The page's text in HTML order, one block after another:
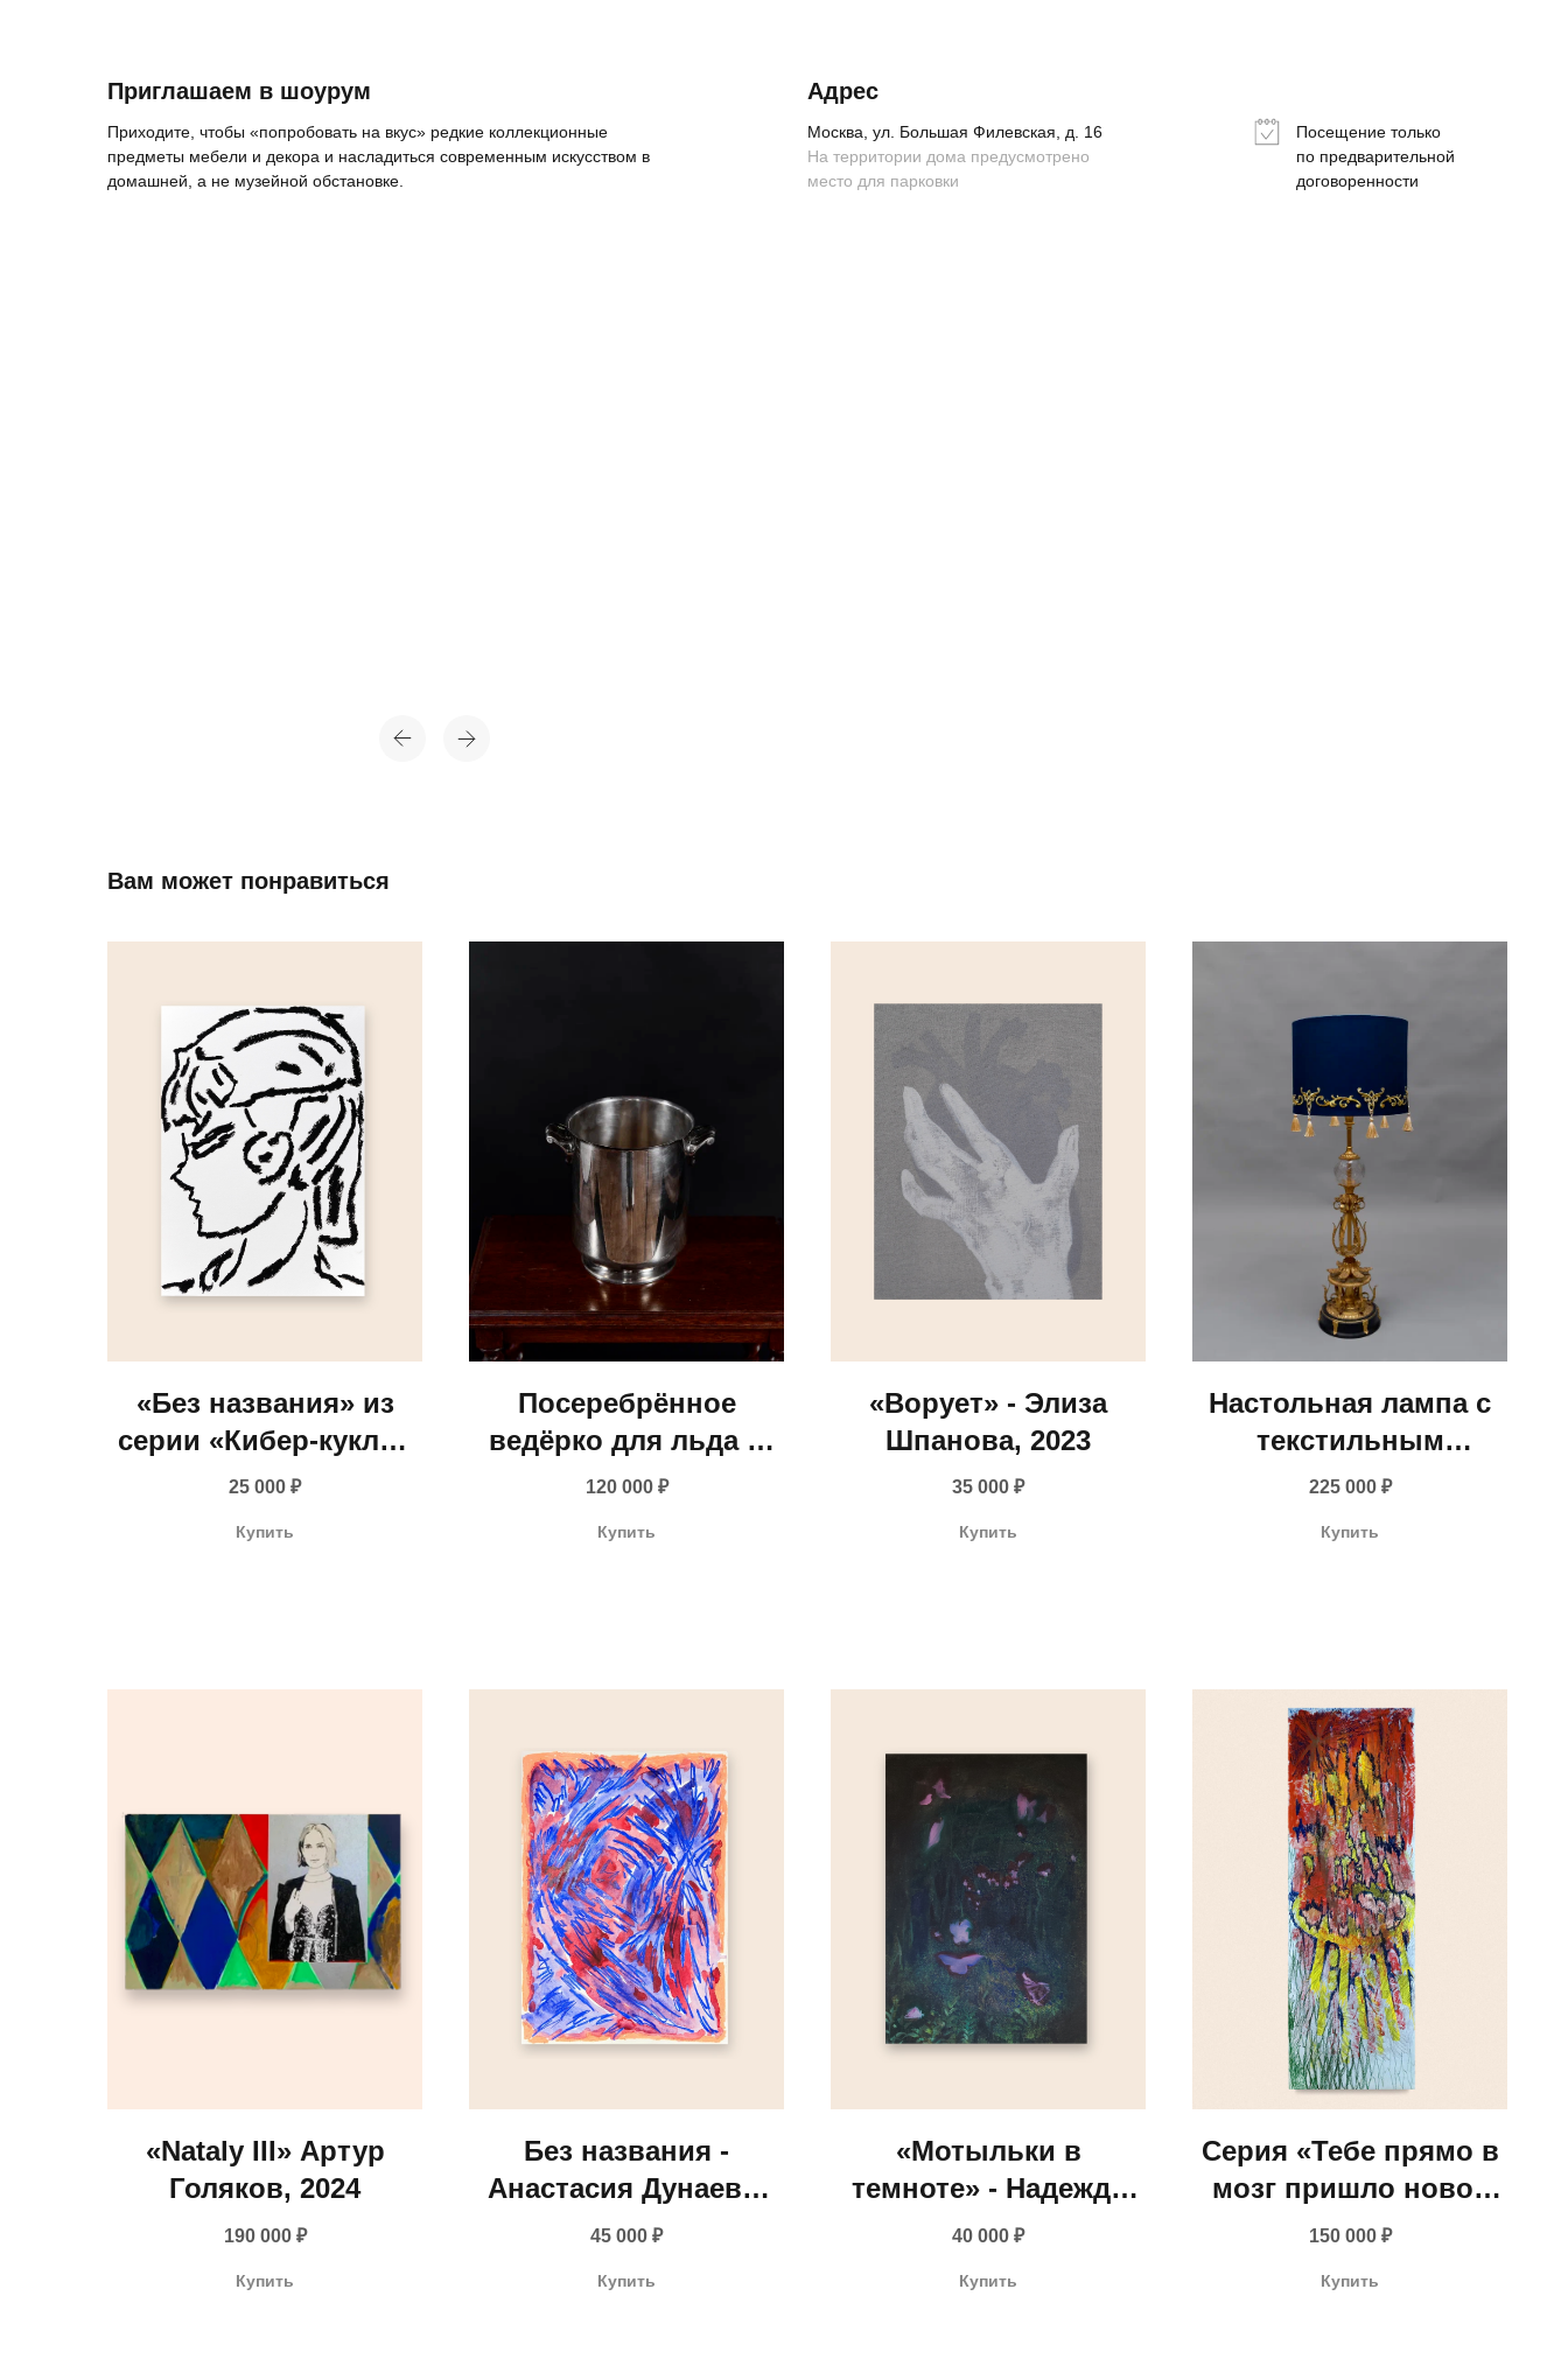
Посещение только
по предварительной
договоренности
Москва, ул. Большая Филевская, д. 16
Адрес
Приглашаем в шоурум
На территории дома предусмотрено
место для парковки
Приходите, чтобы «попробовать на вкус» редкие коллекционные
предметы мебели и декора и насладиться современным искусством в
домашней, а не музейной обстановке.
Вам может понравиться
«Без названия» из
серии «Кибер-куклы.
Портреты» - Дарья
25 000 ₽
Купить
Посеребрённое
ведёрко для льда и
бутылок Christofle
120 000 ₽
Купить
«Ворует» - Элиза
Шпанова, 2023
35 000 ₽
Купить
Настольная лампа с
текстильным
абажуром (Италия,
225 000 ₽
Купить
«Nataly III» Артур
Голяков, 2024
190 000 ₽
Купить
Без названия -
Анастасия Дунаева,
2025
45 000 ₽
Купить
«Мотыльки в
темноте» - Надежда
Прадес, 2026
40 000 ₽
Купить
Серия «Тебе прямо в
мозг пришло новое
сообщение,
что-то важное...»
150 000 ₽
Купить